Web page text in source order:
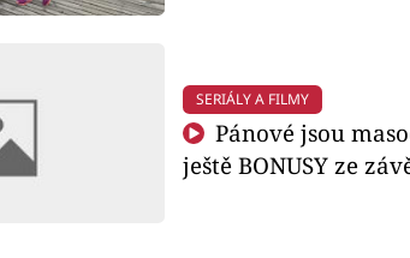
SERIÁLY A FILMY
Pánové jsou
ještě BONUSY ze